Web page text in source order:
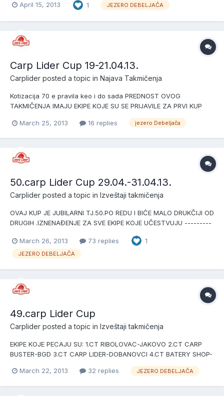
BATTERY SHOP-BGD 8.CT SKARABEY-BGD 9.CT VIGI-VI-WALKER-
April 15, 2013 1 JEZERO DEBELJAČA
Carp Lider Cup 19-21.04.13.
Carplider posted a topic in Najava Takmičenja
Kotizacija 70 e pravila keo i do sada PREDNOST OVOG
TAKMIČENJA IMAJU EKIPE KOJE SU SE PRIJAVILE ZA PRVI KUP
CREPAJA-CREPAJA 2.CT CARP LIDER-DOBANOVCI 3.CT
March 25, 2013 16 replies jezero Debeljača
50.carp Lider Cup 29.04.-31.04.13.
Carplider posted a topic in Izveštaji takmičenja
OVAJ KUP JE JUBILARNI TJ.50.PO REDU I BIĆE MALO DRUKČIJI OD
DRUGIH .IZNENAĐENJE ZA SVE EKIPE KOJE UČESTVUJU ---------
-2.CT VIGI-VI-Obrenovac ----3.CT IN-PRO-Pazova ----4.CT
PERIĆ-Apatin ----5.CT CARP LIDER-Dobanovci ----6.CT
March 26, 2013 73 replies 1
JEZERO DEBELJAČA
49.carp Lider Cup
Carplider posted a topic in Izveštaji takmičenja
EKIPE KOJE PECAJU SU: 1.CT RIBOLOVAC-JAKOVO 2.CT CARP
BUSTER-BGD 3.CT CARP LIDER-DOBANOVCI 4.CT BATERY SHOP-
ML BAITS-DOBANOVCI 8.CT RIBOLOVAC 2-JAKOVO 9.CT
March 22, 2013 32 replies JEZERO DEBELJAČA